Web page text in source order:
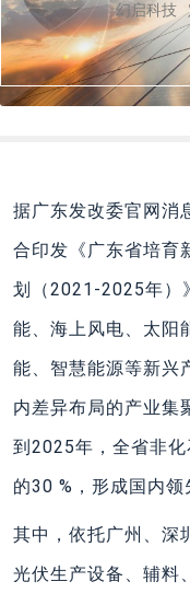
幻启科技
据广东发改委官网消
合印发《广东省培育
划（2021-2025年）
能、海上风电、太阳
能、智慧能源等新兴
内差异布局的产业集
到2025年，全省非
的30 %，形成国内领
其中，依托广州、深
光伏生产设备、辅料